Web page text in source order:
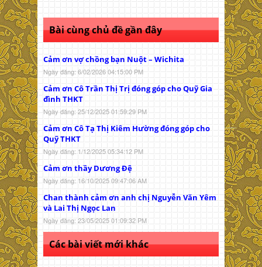
Bài cùng chủ đề gần đây
Cảm ơn vợ chồng bạn Nuột – Wichita
Ngày đăng: 6/02/2026 04:15:00 PM
Cảm ơn Cô Trần Thị Trị đóng góp cho Quỹ Gia
đình THKT
Ngày đăng: 25/12/2025 01:59:29 PM
Cảm ơn Cô Tạ Thị Kiêm Hường đóng góp cho
Quỹ THKT
Ngày đăng: 1/12/2025 05:34:12 PM
Cảm ơn thầy Dương Đệ
Ngày đăng: 16/10/2025 09:47:06 AM
Chan thành cảm ơn anh chị Nguyễn Văn Yêm
và Lai Thị Ngọc Lan
Ngày đăng: 23/05/2025 01:09:32 PM
Các bài viết mới khác